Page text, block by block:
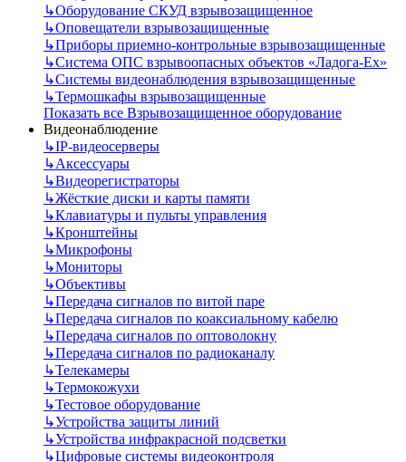
↳Оборудование СКУД взрывозащищенное
↳Оповещатели взрывозащищенные
↳Приборы приемно-контрольные взрывозащищенные
↳Система ОПС взрывоопасных объектов «Ладога-Ex»
↳Системы видеонаблюдения взрывозащищенные
↳Термошкафы взрывозащищенные
Показать все Взрывозащищенное оборудование
Видеонаблюдение
↳IP-видеосерверы
↳Аксессуары
↳Видеорегистраторы
↳Жёсткие диски и карты памяти
↳Клавиатуры и пульты управления
↳Кронштейны
↳Микрофоны
↳Мониторы
↳Объективы
↳Передача сигналов по витой паре
↳Передача сигналов по коаксиальному кабелю
↳Передача сигналов по оптоволокну
↳Передача сигналов по радиоканалу
↳Телекамеры
↳Термокожухи
↳Тестовое оборудование
↳Устройства защиты линий
↳Устройства инфракрасной подсветки
↳Цифровые системы видеоконтроля